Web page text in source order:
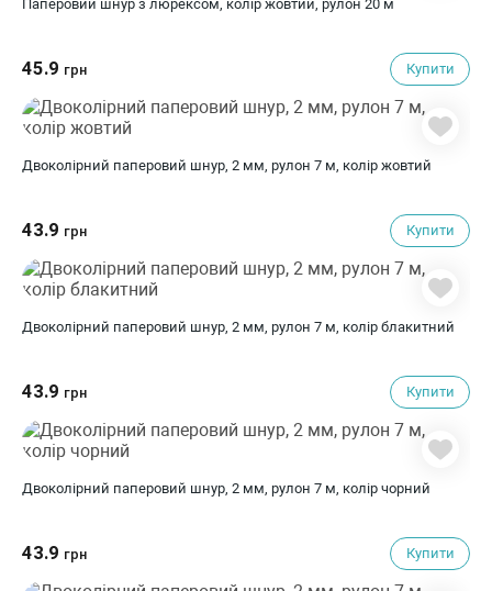
Паперовий шнур з люрексом, колір жовтий, рулон 20 м
45.9 грн Купити
Двоколірний паперовий шнур, 2 мм, рулон 7 м, колір жовтий
43.9 грн Купити
Двоколірний паперовий шнур, 2 мм, рулон 7 м, колір блакитний
43.9 грн Купити
Двоколірний паперовий шнур, 2 мм, рулон 7 м, колір чорний
43.9 грн Купити